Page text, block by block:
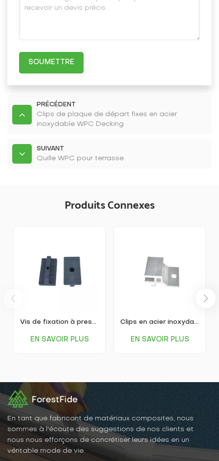
SOUMETTRE
PRÉCÉDENT
Clips de plaque de départ fixes en acier
inoxydable WPC Decking
SUIVANT
Quille WPC pour terrasse
Produits Connexes
Vis de fixation à pression en plastique fixes pour terrasse WPC
EN SAVOIR PLUS
Clips en acier inoxydable pour la fixation des terrasses WPC
EN SAVOIR PLUS
En tant que fabricant de matériaux composites, nous
sommes à l'écoute des suggestions de nos clients et
nous nous efforçons de concrétiser leurs idées en un
véritable mode de vie.